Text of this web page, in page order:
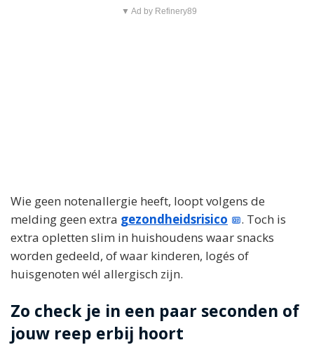
▼ Ad by Refinery89
Wie geen notenallergie heeft, loopt volgens de
melding geen extra gezondheidsrisico
. Toch is
extra opletten slim in huishoudens waar snacks
worden gedeeld, of waar kinderen, logés of
huisgenoten wél allergisch zijn.
Zo check je in een paar seconden of
jouw reep erbij hoort